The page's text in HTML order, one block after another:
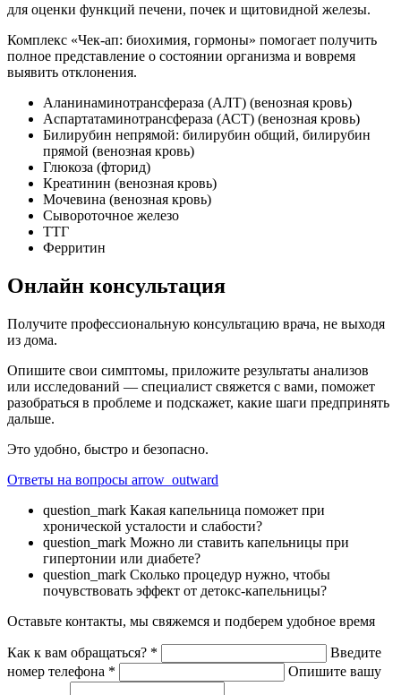
для оценки функций печени, почек и щитовидной железы.
Комплекс «Чек-ап: биохимия, гормоны» помогает получить
полное представление о состоянии организма и вовремя
выявить отклонения.
Аланинаминотрансфераза (АЛТ) (венозная кровь)
Аспартатаминотрансфераза (АСТ) (венозная кровь)
Билирубин непрямой: билирубин общий, билирубин
прямой (венозная кровь)
Глюкоза (фторид)
Креатинин (венозная кровь)
Мочевина (венозная кровь)
Сывороточное железо
ТТГ
Ферритин
Онлайн консультация
Получите профессиональную консультацию врача, не выходя
из дома.
Опишите свои симптомы, приложите результаты анализов
или исследований — специалист свяжется с вами, поможет
разобраться в проблеме и подскажет, какие шаги предпринять
дальше.
Это удобно, быстро и безопасно.
Ответы на вопросы arrow_outward
question_mark Какая капельница поможет при
хронической усталости и слабости?
question_mark Можно ли ставить капельницы при
гипертонии или диабете?
question_mark Сколько процедур нужно, чтобы
почувствовать эффект от детокс-капельницы?
Оставьте контакты, мы свяжемся и подберем удобное время
Как к вам обращаться? *
Введите
номер телефона * Опишите вашу